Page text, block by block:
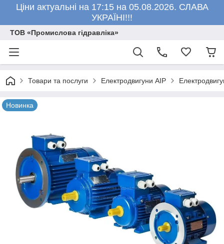
Ціни актуальні на 17:15 на 05.08.2026. СЛАВА
УКРАЇНІ!!!
ТОВ «Промислова гідравліка»
Товари та послуги Електродвигуни АІР
Новинка